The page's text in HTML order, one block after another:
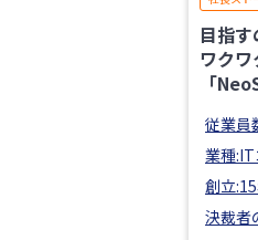
目指
ワク
「
従業員
業種:IT
創立
決裁者